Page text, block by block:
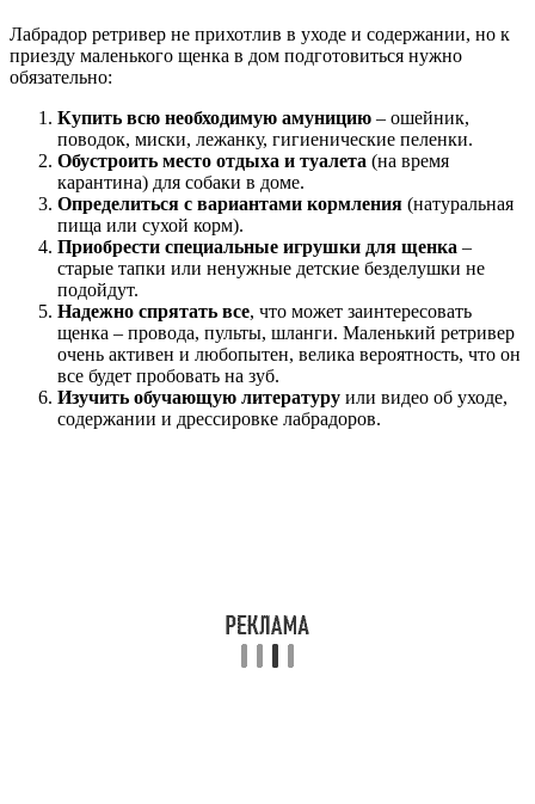
Лабрадор ретривер не прихотлив в уходе и содержании, но к
приезду маленького щенка в дом подготовиться нужно
обязательно:
Купить всю необходимую амуницию – ошейник,
поводок, миски, лежанку, гигиенические пеленки.
Обустроить место отдыха и туалета (на время
карантина) для собаки в доме.
Определиться с вариантами кормления (натуральная
пища или сухой корм).
Приобрести специальные игрушки для щенка –
старые тапки или ненужные детские безделушки не
подойдут.
Надежно спрятать все, что может заинтересовать
щенка – провода, пульты, шланги. Маленький ретривер
очень активен и любопытен, велика вероятность, что он
все будет пробовать на зуб.
Изучить обучающую литературу или видео об уходе,
содержании и дрессировке лабрадоров.